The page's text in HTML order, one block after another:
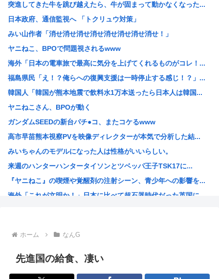
ゼレンスキー大統領「日本の支援は大きくない」3兆円も支援...
【ひろゆき他】Xのインフルエンサー達「高市さぁ、為替介入...
前泊博盛氏「私が総理大臣になったら中国に謝罪しに行きます...
【画像】ひなこのーと作者、またも一線を超える(朝活～くぱ...
【速報】NHKの性被害問題、性加害した番組出演者が衝撃告...
仲居さんに「ありがとう」と言うエッヂャー、袋叩きにされて...
円は年末149円へ、BofA予想修正 協調介入に加え日銀...
【消費減税】日本の社会保障、岐路に 財源5兆円見通し立た...
高市「永住許可が出たら生活保護貰おうなんて外国人が増えて...
最近の若年、芸能人を全然知らないwww
秋田にアラブが2兆円の投資決定
イランがホルムズ海峡を通航する全商船に7%の通航料を課す...
【悲報】ちいかわ原作セイレーン編リアルタイム勢「つまんね...
突進してきた牛を跳び越えたら、牛が固まって動かなくなった...
日本政府、通信監視へ 「トクリュウ対策」
みい山作者「消せ消せ消せ消せ消せ消せ消せ消せ！」
ヤニねこ、BPOで問題視されるwww
海外「日本の電車旅で最高に気分を上げてくれるものがコレ！...
福島県民「え！？俺らへの復興支援は一時停止する感じ！？」...
韓国人「韓国が熊本地震で飲料水1万本送ったら日本人は韓国...
ヤニねこさん、BPOが動く
ガンダムSEEDの新台パチ●コ、またコケるwww
高市早苗熊本視察PVを映像ディレクターが本気で分析した結...
みいちゃんのモデルになった人は性格がいいらしい。
来週のハンターハンタータイソンとツベッパ王子TSK17に...
『ヤニねこ』の喫煙や覚醒剤の注射シーン、青少年への影響を...
海外「これが文明か！」日本に比べて超石器時代だった英国に...
「安倍晋三」「麻生太郎」「石原慎太郎」「高市早苗」 無礼...
漫画「人間を舐めるなよ…！」←こういう展開好きなんやが
ホーム なんG
先進国の給食、凄い